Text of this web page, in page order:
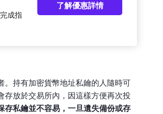
成指
了解優惠詳情
。持有加密貨幣地址私鑰的人隨時可
存放於交易所內，因這樣方便再次投
存私鑰並不容易，一旦遺失備份或存